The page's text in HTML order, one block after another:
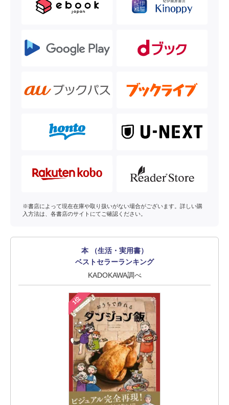
※書店によって現在在庫や取り扱いがない場合がございます。詳しい購
入方法は、各書店のサイトにてご確認ください。
本 （生活・実用書）
ベストセラーランキング
KADOKAWA調べ
1位